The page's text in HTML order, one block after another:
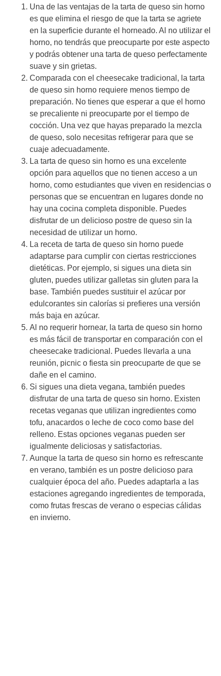
Una de las ventajas de la tarta de queso sin horno
es que elimina el riesgo de que la tarta se agriete
en la superficie durante el horneado. Al no utilizar el
horno, no tendrás que preocuparte por este aspecto
y podrás obtener una tarta de queso perfectamente
suave y sin grietas.
Comparada con el cheesecake tradicional, la tarta
de queso sin horno requiere menos tiempo de
preparación. No tienes que esperar a que el horno
se precaliente ni preocuparte por el tiempo de
cocción. Una vez que hayas preparado la mezcla
de queso, solo necesitas refrigerar para que se
cuaje adecuadamente.
La tarta de queso sin horno es una excelente
opción para aquellos que no tienen acceso a un
horno, como estudiantes que viven en residencias o
personas que se encuentran en lugares donde no
hay una cocina completa disponible. Puedes
disfrutar de un delicioso postre de queso sin la
necesidad de utilizar un horno.
La receta de tarta de queso sin horno puede
adaptarse para cumplir con ciertas restricciones
dietéticas. Por ejemplo, si sigues una dieta sin
gluten, puedes utilizar galletas sin gluten para la
base. También puedes sustituir el azúcar por
edulcorantes sin calorías si prefieres una versión
más baja en azúcar.
Al no requerir hornear, la tarta de queso sin horno
es más fácil de transportar en comparación con el
cheesecake tradicional. Puedes llevarla a una
reunión, picnic o fiesta sin preocuparte de que se
dañe en el camino.
Si sigues una dieta vegana, también puedes
disfrutar de una tarta de queso sin horno. Existen
recetas veganas que utilizan ingredientes como
tofu, anacardos o leche de coco como base del
relleno. Estas opciones veganas pueden ser
igualmente deliciosas y satisfactorias.
Aunque la tarta de queso sin horno es refrescante
en verano, también es un postre delicioso para
cualquier época del año. Puedes adaptarla a las
estaciones agregando ingredientes de temporada,
como frutas frescas de verano o especias cálidas
en invierno.